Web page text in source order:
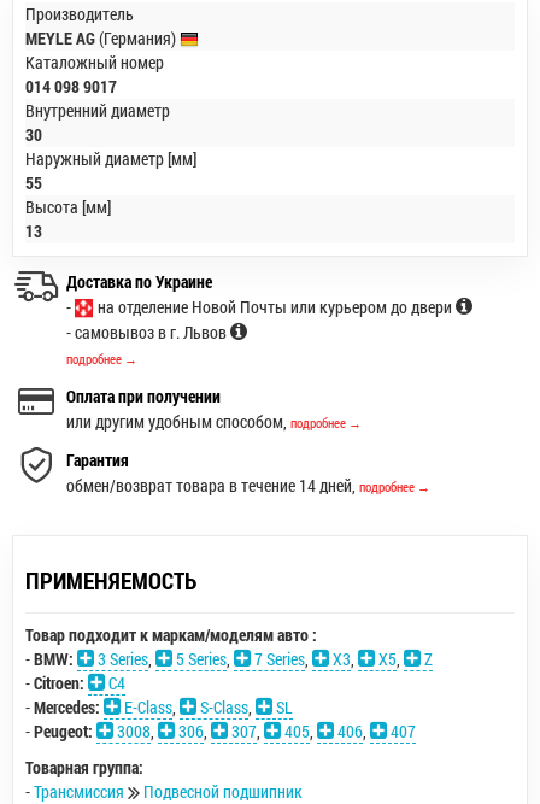
Производитель
MEYLE AG(Германия)
Каталожный номер
014 098 9017
Внутренний диаметр
30
Наружный диаметр [мм]
55
Высота [мм]
13
Доставка по Украине
-
на отделение Новой Почты или курьером до двери
- самовывоз в г. Львов
подробнее →
Оплата при получении
или другим удобным способом, подробнее →
Гарантия
обмен/возврат товара в течение 14 дней, подробнее →
ПРИМЕНЯЕМОСТЬ
Товар подходит к маркам/моделям авто :
-BMW: 3 Series 5 Series 7 Series X3 X5
Z
-Citroen:
C4
-Mercedes: E-Class S-Class
SL
-Peugeot: 3008 306 307 405 406
407
Товарная группа:
-Трансмиссия Подвесной подшипник